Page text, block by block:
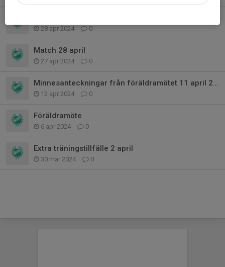
28 apr 2024 0
Match 28 april
27 apr 2024 0
Minnesanteckningar från föräldramötet 11 april 2024
12 apr 2024 0
Föräldramöte
6 apr 2024 0
Extra träningstillfälle 2 april
30 mar 2024 0